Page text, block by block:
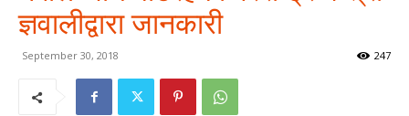
ज्ञवालीद्वारा जानकारी
September 30, 2018 247